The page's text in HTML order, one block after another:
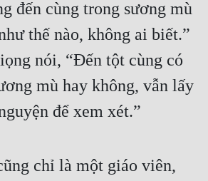
cùng trong sương mù
thế nào, không ai biết.”
nói, “Đến tột cùng có
mù hay không, vẫn lấy
để xem xét.”
chỉ là một giáo viên,